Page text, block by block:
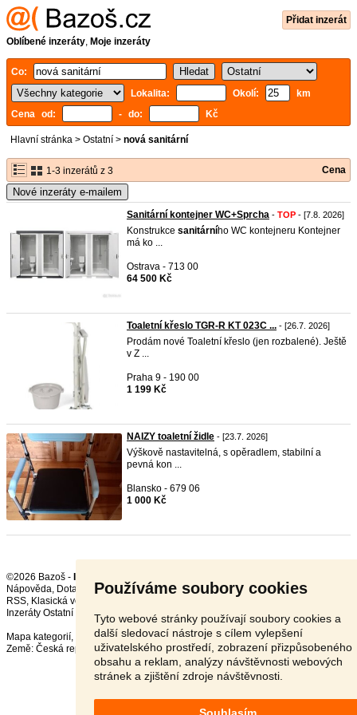
Používáme soubory cookies
Tyto webové stránky používají soubory cookies a
další sledovací nástroje s cílem vylepšení
uživatelského prostředí, zobrazení přizpůsobeného
obsahu a reklam, analýzy návštěvnosti webových
stránek a zjištění zdroje návštěvnosti.
Souhlasím
Přidat inzerát
Oblíbené inzeráty, Moje inzeráty
Co:
Lokalita:
Okolí:
km
Cena od:
- do: Kč
Hlavní stránka > Ostatní > nová sanitární
1-3 inzerátů z 3 Cena
Nové inzeráty e-mailem
Sanitární kontejner WC+Sprcha - TOP - [7.8. 2026]
Konstrukce sanitárního WC kontejneru Kontejner
má ko ...
Ostrava - 713 00
64 500 Kč
Toaletní křeslo TGR-R KT 023C ... - [26.7. 2026]
Prodám nové Toaletní křeslo (jen rozbalené). Ještě
v Z ...
Praha 9 - 190 00
1 199 Kč
NAIZY toaletní židle - [23.7. 2026]
Výškově nastavitelná, s opěradlem, stabilní a
pevná kon ...
Blansko - 679 06
1 000 Kč
©2026 Bazoš -
Nápověda, Dotazy Hodnocení,Kontakt, Reklama,Podmínky,Ochrana údajů
RSS,
Inzeráty Ostatní celkem:
151333 , za 24 hodin: 3690
Mapa kategorií,
Nejvyhledávanější výrazy
Země: Česká republika,Slovensko,Polsko,Rakousko